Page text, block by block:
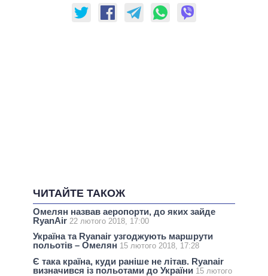
ЧИТАЙТЕ ТАКОЖ
Омелян назвав аеропорти, до яких зайде
RyanAir 22 лютого 2018, 17:00
Україна та Ryanair узгоджують маршрути
польотів – Омелян 15 лютого 2018, 17:28
Є така країна, куди раніше не літав. Ryanair
визначився із польотами до України 15 лютого